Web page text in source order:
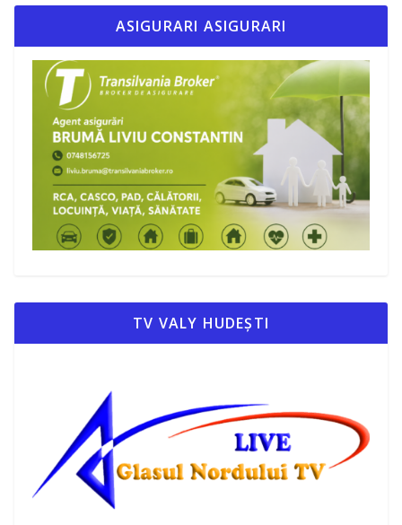
ASIGURARI ASIGURARI
TV VALY HUDEȘTI